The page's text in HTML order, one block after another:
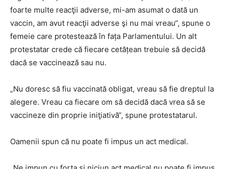
foarte multe reacţii adverse, mi-am asumat o dată un
vaccin, am avut reacţii adverse şi nu mai vreau“, spune o
femeie care protestează în fața Parlamentului. Un alt
protestatar crede că fiecare cetățean trebuie să decidă
dacă se vaccinează sau nu.
„Nu doresc să fiu vaccinată obligat, vreau să fie dreptul la
alegere. Vreau ca fiecare om să decidă dacă vrea să se
vaccineze din proprie iniţiativă“, spune protestatarul.
Oamenii spun că nu poate fi impus un act medical.